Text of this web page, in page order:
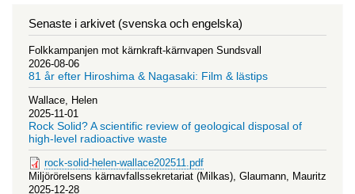
Senaste i arkivet (svenska och engelska)
Folkkampanjen mot kärnkraft-kärnvapen Sundsvall
2026-08-06
81 år efter Hiroshima & Nagasaki: Film & lästips
Wallace, Helen
2025-11-01
Rock Solid? A scientific review of geological disposal of
high-level radioactive waste
rock-solid-helen-wallace202511.pdf
Miljörörelsens kärnavfallssekretariat (Milkas), Glaumann, Mauritz
2025-12-28